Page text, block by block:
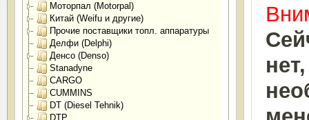
Моторпал (Motorpal)
Китай (Weifu и другие)
Прочие поставщики топл. аппаратуры
Делфи (Delphi)
Денсо (Denso)
Stanadyne
CARGO
CUMMINS
DT (Diesel Tehnik)
DTP